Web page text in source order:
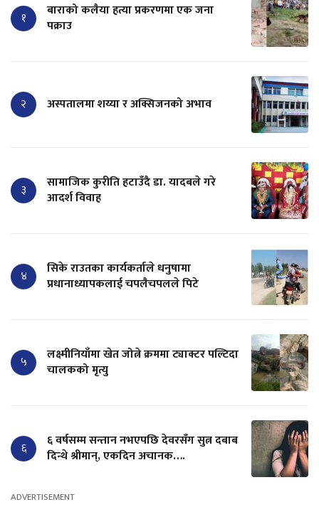
१
बाराको कलैया हत्या प्रकरणमा एक जना
पक्राउ
२ अस्पतालमा शय्या र अक्सिजनको अभाव
३
सामाजिक कुरीति हटाउँदै डा. यादबले गरे
आदर्श विवाह
४
सिके राउतका कार्यकर्ताले धनुषामा
प्रधानाध्यापकलाई चपलैचपलले पिटे
५
लक्ष्मीनियाँमा खेत जोत्ने क्रममा ट्याक्टर पल्टिदा
चालकको मृत्यु
६
६ वर्षसम्म सन्तान नभएपछि देवरसँग सुत्न दबाब
दिन्थे श्रीमान्, एकदिन अचानक….
ADVERTISEMENT